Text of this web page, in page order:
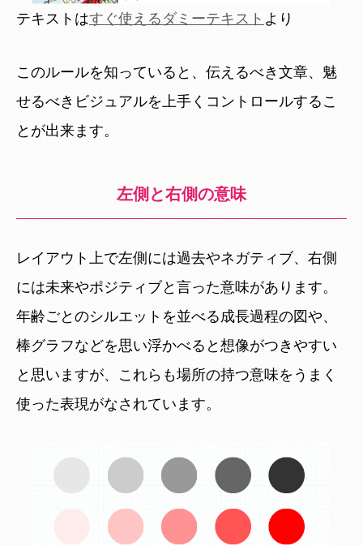
テキストはすぐ使えるダミーテキスト より
このルールを知っていると、伝えるべき文章、魅
せるべきビジュアルを上手くコントロールするこ
とが出来ます。
左側と右側の意味
レイアウト上で左側には過去やネガティブ、右側
には未来やポジティブと言った意味があります。
年齢ごとのシルエットを並べる成長過程の図や、
棒グラフなどを思い浮かべると想像がつきやすい
と思いますが、これらも場所の持つ意味をうまく
使った表現がなされています。